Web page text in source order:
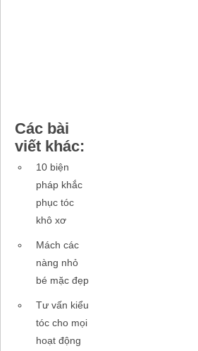
Các bài
viết khác:
10 biện
pháp khắc
phục tóc
khô xơ
Mách các
nàng nhỏ
bé mặc đẹp
Tư vấn kiểu
tóc cho mọi
hoạt động